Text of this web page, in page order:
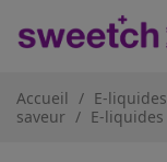
Accueil E-liquides
saveur
E-